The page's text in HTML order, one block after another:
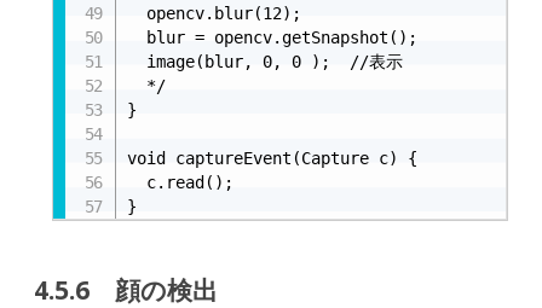
  opencv.blur(12);
  blur = opencv.getSnapshot();
  image(blur, 0, 0 );  //表示
  */
}
void captureEvent(Capture c) {
  c.read();
}
4.5.6 顔の検出